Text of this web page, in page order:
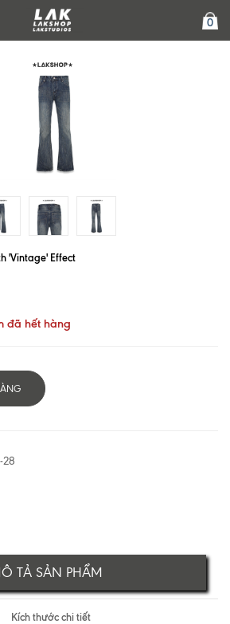
0
'Vintage' Effect
đã hết hàng
28
TẢ SẢN PHẨM
Kích thước chi tiết